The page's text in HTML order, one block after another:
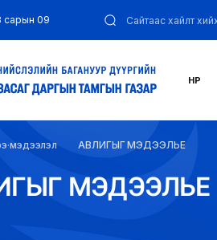
сарын 09
НҮҮР
мэдээлэл АВЛИГЫГ МЭДЭЭЛЬЕ
МЭДЭЭЛЬЕ